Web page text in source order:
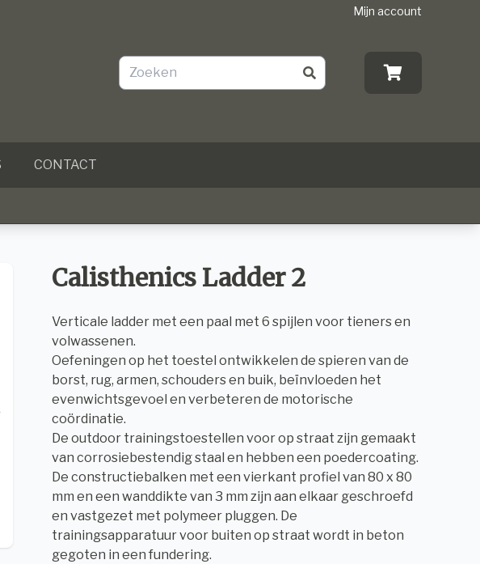
Mijn account
CONTACT
Calisthenics Ladder 2
Verticale ladder met een paal met 6 spijlen voor tieners en
volwassenen.
Oefeningen op het toestel ontwikkelen de spieren van de
borst, rug, armen, schouders en buik, beïnvloeden het
evenwichtsgevoel en verbeteren de motorische
coördinatie.
De outdoor trainingstoestellen voor op straat zijn gemaakt
van corrosiebestendig staal en hebben een poedercoating.
De constructiebalken met een vierkant profiel van 80 x 80
mm en een wanddikte van 3 mm zijn aan elkaar geschroefd
en vastgezet met polymeer pluggen. De
trainingsapparatuur voor buiten op straat wordt in beton
gegoten in een fundering.